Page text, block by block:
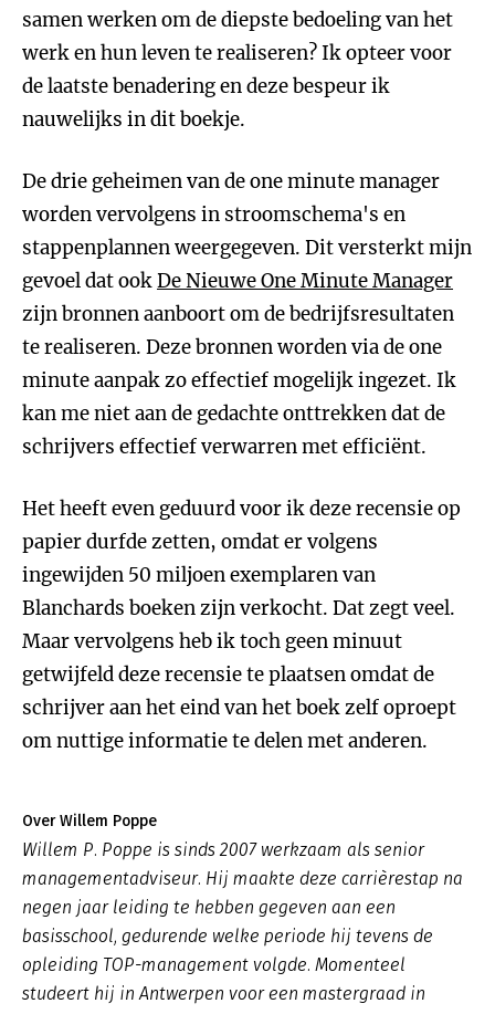
samen werken om de diepste bedoeling van het
werk en hun leven te realiseren? Ik opteer voor
de laatste benadering en deze bespeur ik
nauwelijks in dit boekje.
De drie geheimen van de one minute manager
worden vervolgens in stroomschema's en
stappenplannen weergegeven. Dit versterkt mijn
gevoel dat ookDe Nieuwe One Minute Manager
zijn bronnen aanboort om de bedrijfsresultaten
te realiseren. Deze bronnen worden via de one
minute aanpak zo effectief mogelijk ingezet. Ik
kan me niet aan de gedachte onttrekken dat de
schrijvers effectief verwarren met efficiënt.
Het heeft even geduurd voor ik deze recensie op
papier durfde zetten, omdat er volgens
ingewijden 50 miljoen exemplaren van
Blanchards boeken zijn verkocht. Dat zegt veel.
Maar vervolgens heb ik toch geen minuut
getwijfeld deze recensie te plaatsen omdat de
schrijver aan het eind van het boek zelf oproept
om nuttige informatie te delen met anderen.
Over Willem Poppe
Willem P. Poppe is sinds 2007 werkzaam als senior
managementadviseur. Hij maakte deze carrièrestap na
negen jaar leiding te hebben gegeven aan een
basisschool, gedurende welke periode hij tevens de
opleiding TOP-management volgde. Momenteel
studeert hij in Antwerpen voor een mastergraad in